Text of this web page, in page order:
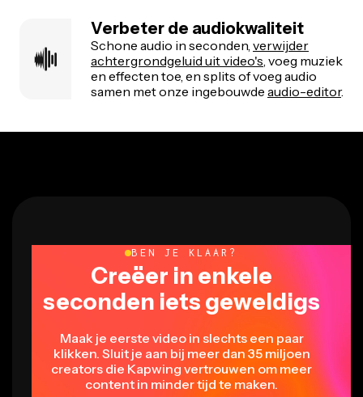
Verbeter de audiokwaliteit
Schone audio in seconden, verwijder
achtergrondgeluid uit video's , voeg muziek
en effecten toe, en splits of voeg audio
samen met onze ingebouwde audio-editor.
BEN JE KLAAR?
Creëer in enkele
seconden iets geweldigs
Maak je eerste video in slechts een paar
klikken. Sluit je aan bij meer dan 35 miljoen
creators die Kapwing vertrouwen om meer
content in minder tijd te maken.